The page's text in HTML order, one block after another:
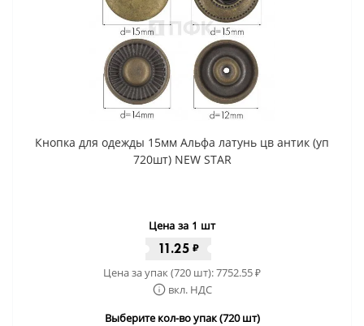
Кнопка для одежды 15мм Альфа латунь цв антик (уп
720шт) NEW STAR
Цена за 1 шт
11.25 ₽
Цена за упак (720 шт):7752.55₽
вкл. НДС
Выберите кол-во упак (720 шт)